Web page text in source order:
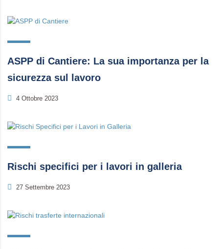
ASPP di Cantiere: La sua importanza per la
sicurezza sul lavoro
4 Ottobre 2023
Rischi specifici per i lavori in galleria
27 Settembre 2023